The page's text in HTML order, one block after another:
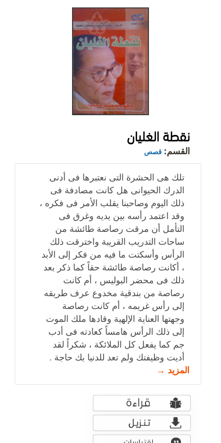
نقطة الغليان
القسم: قصص
تلك هى الحشرة التى نعتبرها فى أدنى
الدرك الحيوانى هل كانت مصادفة فى
ذلك اليوم وصاحبنا يقلب الأمر فى فكره ،
وقد اعتمد رأسه بين يديه وغرق فى
التأمل أن مرقت رصاصة طائشة من
ساحات التدريب القريبة واخترقت ذلك
الرأس وأسكتت ما فيه من فكر إلى الأبد
، أكانت رصاصة طائشة حقاً كما ذكر بعد
ذلك فى محضر البوليس ، أم كانت
رصاصة من بندقية مخدوع عرف طريقه
إلى رأس غريمه ، أم كانت رصاصة
وجهتها العناية الإلهية وقادها ملك الموت
إلى ذلك الرأس هامساً كعادته فى أدب
جم كما يفعل كل الملائكة ، شكراً لقد
أديت وظيفتك ولم تعد للدنيا بك حاجة .
المزيد →